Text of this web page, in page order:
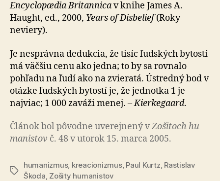
Encyclopædia Britannicav knihe James A.
Haught, ed., 2000, Years of Disbelief(Roky
neviery).
Je nesprávna dedukcia, že tisíc ľudských bytostí
má väčšiu cenu ako jedna; to by sa rovnalo
pohľadu na ľudí ako na zvieratá. Ústredný bod v
otázke ľudských bytostí je, že jednotka 1 je
najviac; 1 000 zaváži menej. –Kierkegaard.
Článok bol pô­vod­ne uve­rej­ne­ný vZo­ši­toch hu­
ma­nis­tov č. 48 v utorok 15. marca 2005.
Značky
humanizmus, kreacionizmus, Paul Kurtz, Rastislav
Škoda, Zošity humanistov